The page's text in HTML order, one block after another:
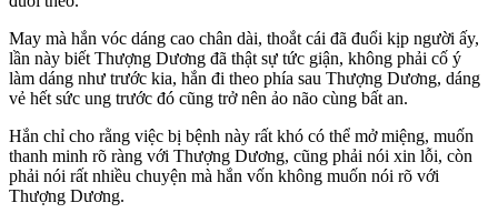
May mà hắn vóc dáng cao chân dài, thoắt cái đã đuổi kịp người ấy,
lần này biết Thượng Dương đã thật sự tức giận, không phải cố ý
làm dáng như trước kia, hắn đi theo phía sau Thượng Dương, dáng
vẻ hết sức ung trước đó cũng trở nên ảo não cùng bất an.
Hắn chỉ cho rằng việc bị bệnh này rất khó có thể mở miệng, muốn
thanh minh rõ ràng với Thượng Dương, cũng phải nói xin lỗi, còn
phải nói rất nhiều chuyện mà hắn vốn không muốn nói rõ với
Thượng Dương.